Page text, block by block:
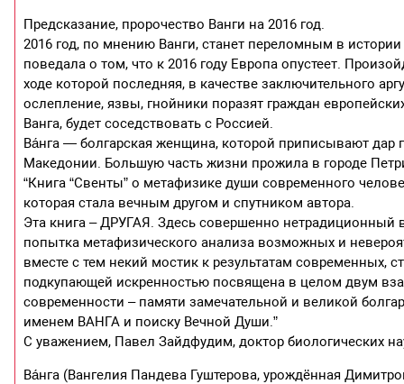
Предсказание, пророчество Ванги на 2016 год.
2016 год, по мнению Ванги, станет переломным в
поведала о том, что к 2016 году Европа опустеет.
ходе которой последняя, в качестве заключительного
ослепление, язвы, гнойники поразят граждан
Ванга, будет соседствовать с Россией.
Ва́нга — болгарская женщина, которой приписывают дар
Македонии. Большую часть жизни прожила в городе
“Книга “Свенты” о метафизике души современного
которая стала вечным другом и спутником автора.
Эта книга – ДРУГАЯ. Здесь совершенно
попытка метафизического анализа возможных и
вместе с тем некий мостик к результатам современных,
подкупающей искренностью посвящена в целом двум
современности – памяти замечательной и великой
именем ВАНГА и поиску Вечной Души.”
С уважением, Павел Зайдфудим, доктор биологических
Ва́нга (Вангелия Пандева Гуштерова, урождённая